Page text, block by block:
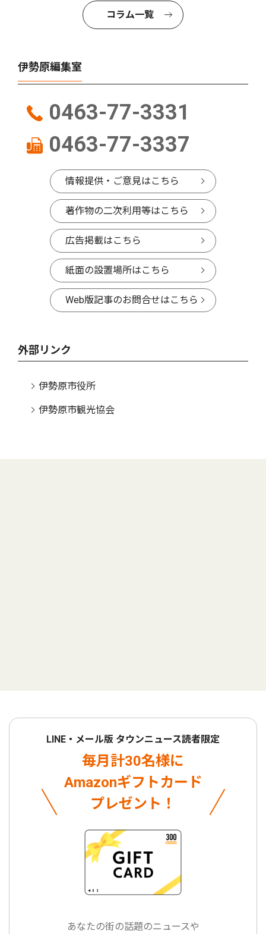
コラム一覧
伊勢原編集室
0463-77-3331
0463-77-3337
情報提供・ご意見はこちら
著作物の二次利用等はこちら
広告掲載はこちら
紙面の設置場所はこちら
Web版記事のお問合せはこちら
外部リンク
伊勢原市役所
伊勢原市観光協会
LINE・メール版 タウンニュース読者限定
毎月計30名様に
Amazonギフトカード
プレゼント！
あなたの街の話題のニュースや